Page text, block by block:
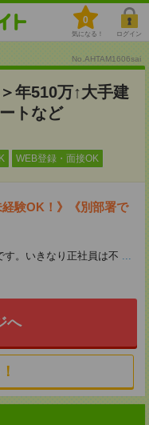
0
気になる！ ログイン
No.AHTAM1606sai
年510万↑大手建
トなど
WEB登録・面接OK
経験OK！》《別部署で
す。いきなり正社員は不 ...
へ